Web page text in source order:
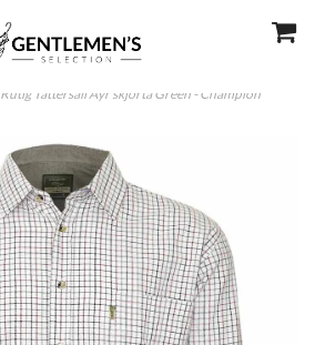
Rutig Tattersall Ayr skjorta Green - Champion